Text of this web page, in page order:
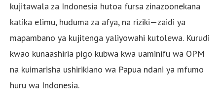
kujitawala za Indonesia hutoa fursa zinazoonekana
katika elimu, huduma za afya, na riziki—zaidi ya
mapambano ya kujitenga yaliyowahi kutolewa. Kurudi
kwao kunaashiria pigo kubwa kwa uaminifu wa OPM
na kuimarisha ushirikiano wa Papua ndani ya mfumo
huru wa Indonesia.